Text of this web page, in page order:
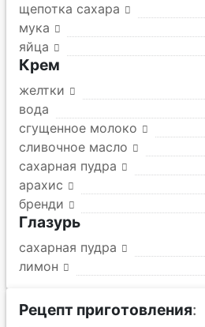
щепотка сахара
мука
яйца
Крем
желтки
вода
сгущенное молоко
сливочное масло
сахарная пудра
арахис
бренди
Глазурь
сахарная пудра
лимон
Рецепт приготовления: